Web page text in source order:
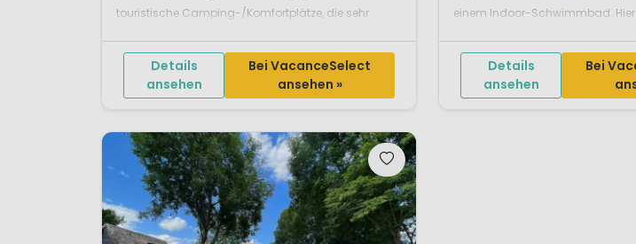
touristische Camping-/Komfortplätze, die sehr
sind. ...
Details
ansehen
Bei VacanceSelect
ansehen »
einem Indoor-Schwimmbad.
genießen.Camping Molke – an
Details
ansehen
Bei